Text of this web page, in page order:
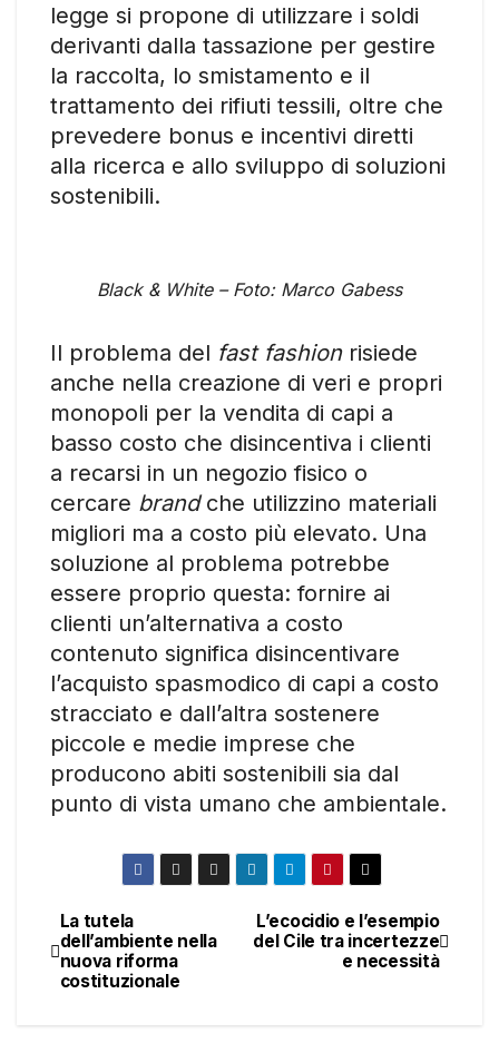
legge si propone di utilizzare i soldi
derivanti dalla tassazione per gestire
la raccolta, lo smistamento e il
trattamento dei rifiuti tessili, oltre che
prevedere bonus e incentivi diretti
alla ricerca e allo sviluppo di soluzioni
sostenibili.
Black & White – Foto: Marco Gabess
Il problema del fast fashionrisiede
anche nella creazione di veri e propri
monopoli per la vendita di capi a
basso costo che disincentiva i clienti
a recarsi in un negozio fisico o
cercare brandche utilizzino materiali
migliori ma a costo più elevato. Una
soluzione al problema potrebbe
essere proprio questa: fornire ai
clienti un’alternativa a costo
contenuto significa disincentivare
l’acquisto spasmodico di capi a costo
stracciato e dall’altra sostenere
piccole e medie imprese che
producono abiti sostenibili sia dal
punto di vista umano che ambientale.
Navigazione
articoli
L’ecocidio e l’esempio
del Cile tra incertezze
e necessità
La tutela
dell’ambiente nella
nuova riforma
costituzionale